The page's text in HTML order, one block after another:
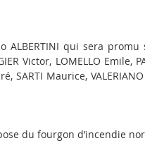
ALBERTINI qui sera
Victor, LOMELLO Emile,
SARTI Maurice,
du fourgon d’incendie